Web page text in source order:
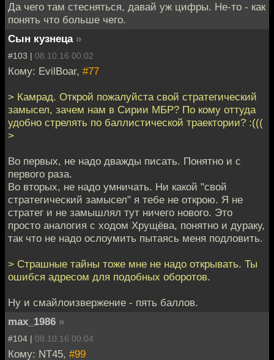
Да чего там стесняться, давай уж цифры. Не-то - как
понять что больше чего.
Сын кузнеца »
#103 | 08.10.16 00:02
Кому: EvilBoar, #77
> Камрад. Открой пожалуйста свой стратегический
замысел, зачем нам в Сирии МБР? По кому оттуда
удобно стрелять по баллистической траектории? :(((
>
Во первых, не надо дважды писать. Понятно и с
первого раза.
Во вторых, не надо умничать. Ни какой "свой
стратегический замысел" я тебе не открою. Я не
стратег и не замышлял тут ничего нового. Это
просто аналогия с ходом Хрущёва, понятно и дураку,
так что не надо ослоумить пытаясь меня подловить.
> Страшные тайны тоже мне не надо открывать. Ты
ошибся адресом для подобных оборотов.
Ну и смайлоизвержение - пять баллов.
max_1986 »
#104 | 08.10.16 00:04
Кому: NT45, #99